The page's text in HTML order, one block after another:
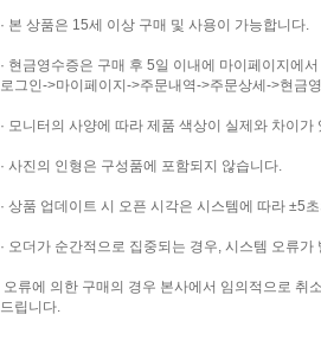
· 본 상품은 15세 이상 구매 및 사용이 가능합니다.
· 현금영수증은 구매 후 5일 이내에 마이페이지에
로그인->마이페이지->주문내역->주문상세->현금
· 모니터의 사양에 따라 제품 색상이 실제와 차이가
· 사진의 인형은 구성품에 포함되지 않습니다.
· 상품 업데이트 시 오픈 시각은 시스템에 따라 ±5
· 오더가 순간적으로 집중되는 경우, 시스템 오류가
오류에 의한 구매의 경우 본사에서 임의적으로 취
드립니다.